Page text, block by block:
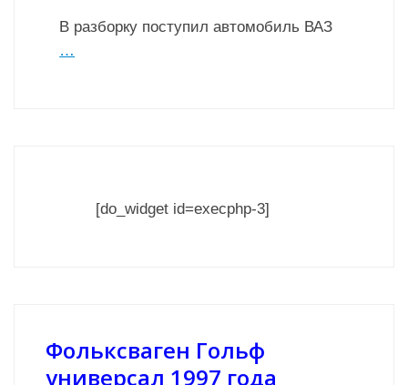
В разборку поступил автомобиль ВАЗ
…
[do_widget id=execphp-3]
Фольксваген Гольф
универсал 1997 года